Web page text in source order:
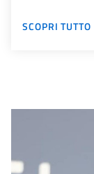
SCOPRI TUTTO